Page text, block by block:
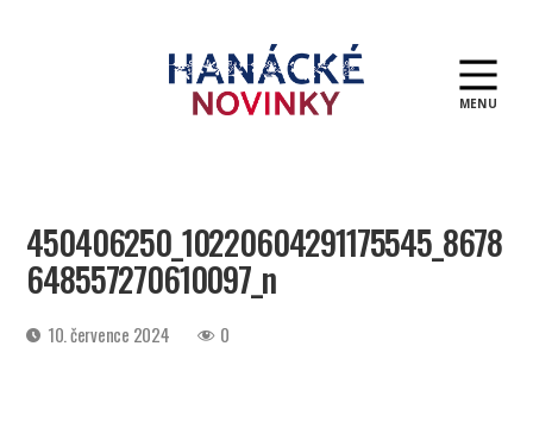
MENU
450406250_10220604291175545_8678
648557270610097_n
Datum10. července 2024 0